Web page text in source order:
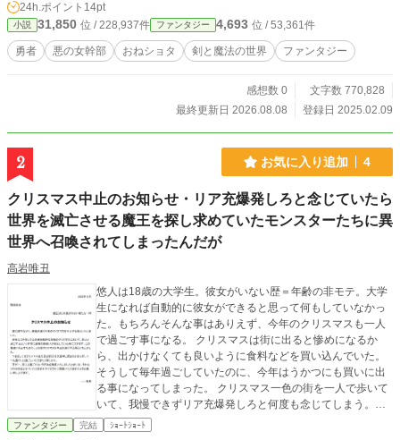
二人はしばらくただ熱い口付けを交わし合った——。 （※
第二十三話「勇者と魔族の密会」より） ＊ ＊ ＊ ＊ 昔
ながらのありふれた設定の剣と魔法の世界での勇者冒険物語
です。 中盤までは真面目なよくあるファンタジー小説とい
りから真面目なショタ勇者が落とされていく……。 悪の女
幹部に落ちつつ魔王を倒そうとがんばる勇者の話。 「この真
24h.ポイント 14pt
小説 31,850 位 / 228,937件 ファンタジー 4,693 位 / 53,361件
勇者 悪の女幹部 おねショタ 剣と魔法の世界 ファンタジー
感想数 0
文字数 770,828
最終更新日 2026.08.08
登録日 2025.02.09
2 お気に入り追加 4
クリスマス中止のお知らせ・リア充爆発しろと念じていたら
世界を滅亡させる魔王を探し求めていたモンスターたちに異
世界へ召喚されてしまったんだが
高岩唯丑
悠人は18歳の大学生。彼女がいない歴＝年齢の非モテ。大学
生になれば自動的に彼女ができると思って何もしていなかっ
た。もちろんそんな事はありえず、今年のクリスマスも一人
で過ごす事になる。 クリスマスは街に出ると惨めになるか
ら、出かけなくても良いように食料などを買い込んでいた。
そうして毎年過ごしていたのに、今年はうかつにも買いに出
る事になってしまった。 クリスマス一色の街を一人で歩いて
いて、我慢できずリア充爆発しろと何度も念じてしまう。そ
うすると突然意識を失い、目覚めると悪の幹部の様な恰好を
ファンタジー 完結 ｼｮｰﾄｼｮｰﾄ